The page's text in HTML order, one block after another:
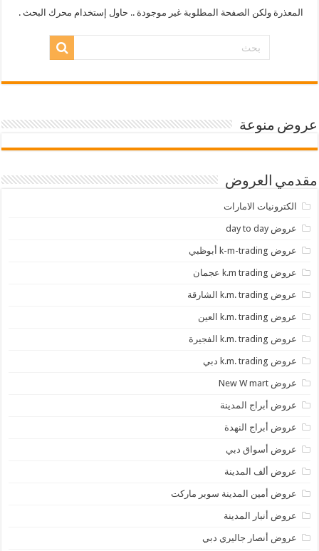
المعذرة ولكن الصفحة المطلوبة غير موجودة .. حاول إستخدام محرك البحث .
عروض منوعة
مقدمي العروض
الكترونيات الامارات
عروض day to day
عروض k-m-trading أبوظبي
عروض k.m trading عجمان
عروض k.m. trading الشارقة
عروض k.m. trading العين
عروض k.m. trading الفجيرة
عروض k.m. trading دبي
عروض New W mart
عروض أبراج المدينة
عروض أبراج النهدة
عروض أسواق دبي
عروض ألف المدينة
عروض أمين المدينة سوبر ماركت
عروض أنبار المدينة
عروض أنصار جاليري دبي